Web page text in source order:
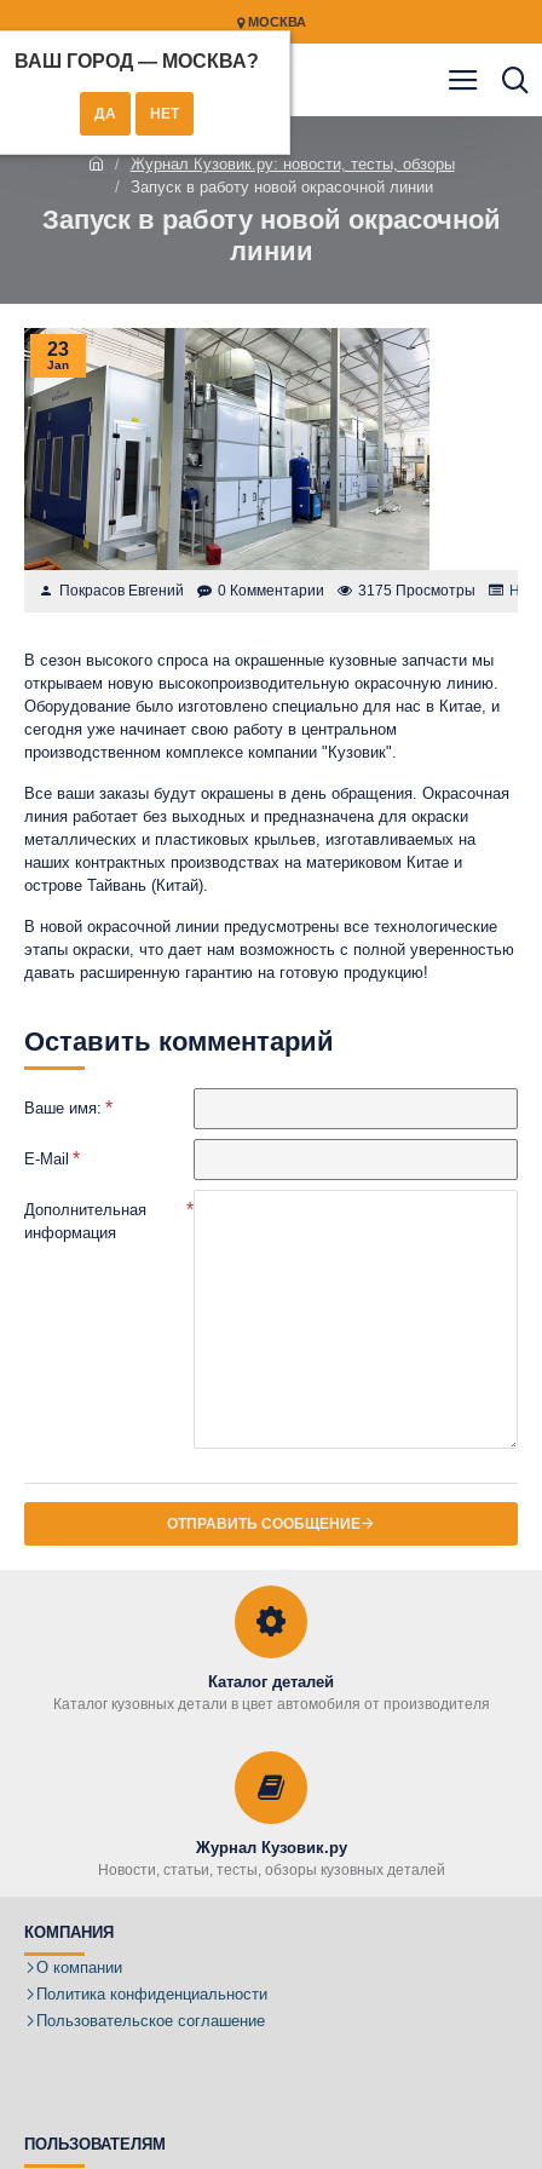
МОСКВА
ВАШ ГОРОД — МОСКВА?
Журнал Кузовик.ру: новости, тесты, обзоры
Запуск в работу новой окрасочной линии
Запуск в работу новой окрасочной
линии
23
Jan
Покрасов Евгений 0 Комментарии 3175 Просмотры
В сезон высокого спроса на окрашенные кузовные запчасти мы
открываем новую высокопроизводительную окрасочную линию.
Оборудование было изготовлено специально для нас в Китае, и
сегодня уже начинает свою работу в центральном
производственном комплексе компании "Кузовик".
Все ваши заказы будут окрашены в день обращения. Окрасочная
линия работает без выходных и предназначена для окраски
металлических и пластиковых крыльев, изготавливаемых на
наших контрактных производствах на материковом Китае и
острове Тайвань (Китай).
В новой окрасочной линии предусмотрены все технологические
этапы окраски, что дает нам возможность с полной уверенностью
давать расширенную гарантию на готовую продукцию!
Оставить комментарий
Ваше имя:
E-Mail
Дополнительная
информация
ОТПРАВИТЬ СООБЩЕНИЕ
Каталог деталей
Каталог кузовных детали в цвет автомобиля от производителя
Журнал Кузовик.ру
Новости, статьи, тесты, обзоры кузовных деталей
КОМПАНИЯ
О компании
Политика конфиденциальности
Пользовательское соглашение
ПОЛЬЗОВАТЕЛЯМ